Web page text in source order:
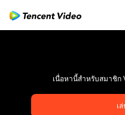
เนื่อหานี้สำหรับสมาชิก
เ